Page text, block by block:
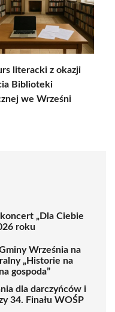
literacki z okazji
Biblioteki
we Wrześni
„Dla Ciebie
roku
Września na
„Historie na
gospoda”
dla darczyńców i
34. Finału WOŚP